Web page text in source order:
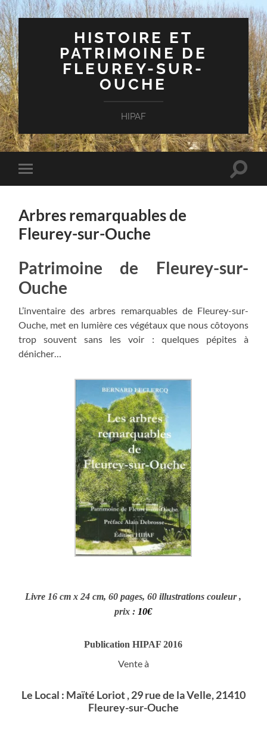
HISTOIRE ET
PATRIMOINE DE
FLEUREY-SUR-
OUCHE
HIPAF
Toggle
mobile
Toggle
Arbres remarquables de
Fleurey-sur-Ouche
Patrimoine de Fleurey-sur-
Ouche
L’inventaire des arbres remarquables de Fleurey-sur-
Ouche, met en lumière ces végétaux que nous côtoyons
trop souvent sans les voir : quelques pépites à
dénicher…
Livre 16 cm x 24 cm, 60 pages, 60 illustrations couleur ,
prix : 10€
Publication HIPAF 2016
Vente à
Le Local : Maïté Loriot , 29 rue de la Velle, 21410
Fleurey-sur-Ouche